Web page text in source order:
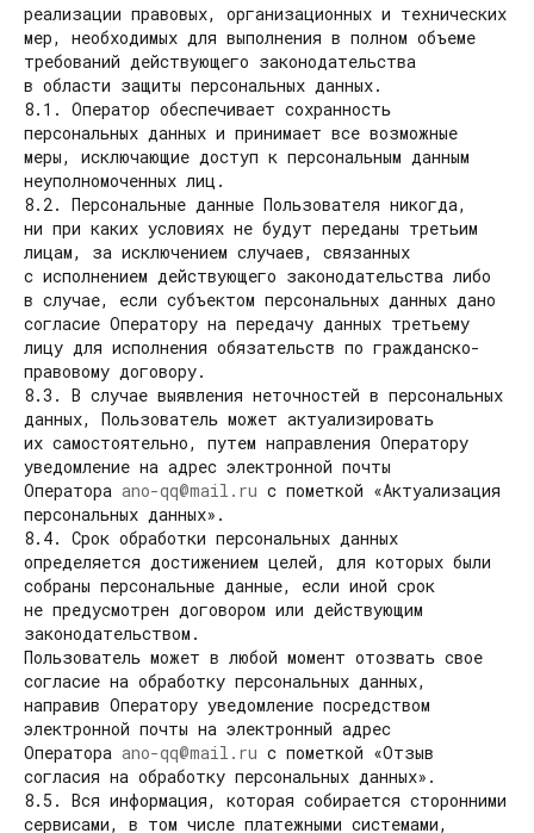
реализации правовых, организационных и технических
мер, необходимых для выполнения в полном объеме
требований действующего законодательства
в области защиты персональных данных.
8.1. Оператор обеспечивает сохранность
персональных данных и принимает все возможные
меры, исключающие доступ к персональным данным
неуполномоченных лиц.
8.2. Персональные данные Пользователя никогда,
ни при каких условиях не будут переданы третьим
лицам, за исключением случаев, связанных
с исполнением действующего законодательства либо
в случае, если субъектом персональных данных дано
согласие Оператору на передачу данных третьему
лицу для исполнения обязательств по гражданско-
правовому договору.
8.3. В случае выявления неточностей в персональных
данных, Пользователь может актуализировать
их самостоятельно, путем направления Оператору
уведомление на адрес электронной почты
Оператора ano-qq@mail.ru с пометкой «Актуализация
персональных данных».
8.4. Срок обработки персональных данных
определяется достижением целей, для которых были
собраны персональные данные, если иной срок
не предусмотрен договором или действующим
законодательством.
Пользователь может в любой момент отозвать свое
согласие на обработку персональных данных,
направив Оператору уведомление посредством
электронной почты на электронный адрес
Оператора ano-qq@mail.ru с пометкой «Отзыв
согласия на обработку персональных данных».
8.5. Вся информация, которая собирается сторонними
сервисами, в том числе платежными системами,